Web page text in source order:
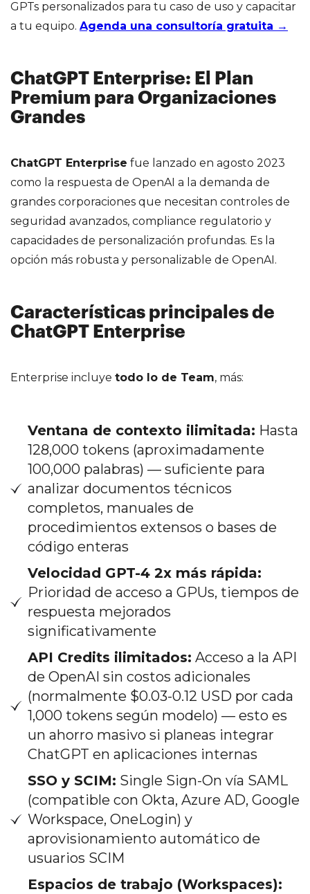
GPTs personalizados para tu caso de uso y capacitar
a tu equipo. Agenda una consultoría gratuita →
ChatGPT Enterprise: El Plan
Premium para Organizaciones
Grandes
ChatGPT Enterprise fue lanzado en agosto 2023
como la respuesta de OpenAI a la demanda de
grandes corporaciones que necesitan controles de
seguridad avanzados, compliance regulatorio y
capacidades de personalización profundas. Es la
opción más robusta y personalizable de OpenAI.
Características principales de
ChatGPT Enterprise
Enterprise incluye todo lo de Team, más:
Ventana de contexto ilimitada: Hasta
128,000 tokens (aproximadamente
100,000 palabras) — suficiente para
analizar documentos técnicos
completos, manuales de
procedimientos extensos o bases de
código enteras
Velocidad GPT-4 2x más rápida:
Prioridad de acceso a GPUs, tiempos de
respuesta mejorados
significativamente
API Credits ilimitados: Acceso a la API
de OpenAI sin costos adicionales
(normalmente $0.03-0.12 USD por cada
1,000 tokens según modelo) — esto es
un ahorro masivo si planeas integrar
ChatGPT en aplicaciones internas
SSO y SCIM: Single Sign-On vía SAML
(compatible con Okta, Azure AD, Google
Workspace, OneLogin) y
aprovisionamiento automático de
usuarios SCIM
Espacios de trabajo (Workspaces):